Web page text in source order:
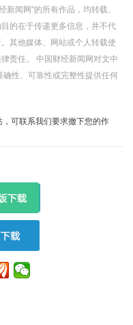
新闻网"的所有作品，均转载、
的在于传递更多信息，并不代
其他媒体、网站或个人转载使
责任。 中国财经新闻网对文中
性、可靠性或完整性提供任何
可联系我们要求撤下您的作